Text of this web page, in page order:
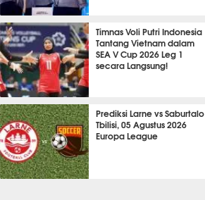
ESPORTS
Timnas Voli Putri Indonesia
Tantang Vietnam dalam
SEA V Cup 2026 Leg 1
secara Langsung!
OLAHRAGA LAIN
Prediksi Larne vs Saburtalo
Tbilisi, 05 Agustus 2026
Europa League